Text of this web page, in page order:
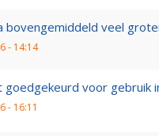
bovengemiddeld veel
- 14:14
goedgekeurd voor gebruik
- 16:11